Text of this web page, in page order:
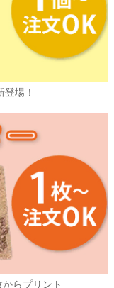
場！
らプリント